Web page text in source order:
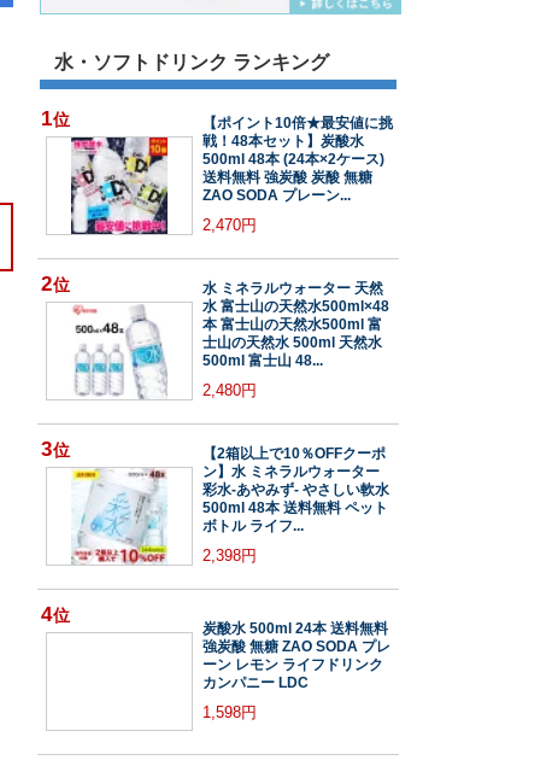
水・ソフトドリンク ランキング
1位
【ポイント10倍★最安値に挑
戦！48本セット】炭酸水
500ml 48本 (24本×2ケース)
送料無料 強炭酸 炭酸 無糖
ZAO SODA プレーン...
2,470円
2位
水 ミネラルウォーター 天然
水 富士山の天然水500ml×48
本 富士山の天然水500ml 富
士山の天然水 500ml 天然水
500ml 富士山 48...
2,480円
3位
【2箱以上で10％OFFクーポ
ン】水 ミネラルウォーター
彩水-あやみず- やさしい軟水
500ml 48本 送料無料 ペット
ボトル ライフ...
2,398円
4位
炭酸水 500ml 24本 送料無料
強炭酸 無糖 ZAO SODA プレ
ーン レモン ライフドリンク
カンパニー LDC
1,598円